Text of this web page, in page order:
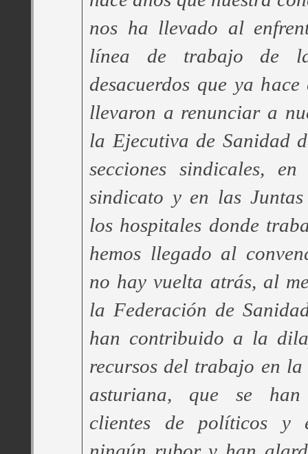
nos ha llevado al
línea de trabajo de la
desacuerdos que ya
llevaron a renunciar a
la Ejecutiva de Sanidad
secciones sindicales,
sindicato y en las
los hospitales donde
hemos llegado al
no hay vuelta atrás, al
la Federación de
han contribuido a la
recursos del trabajo en
asturiana, que se
clientes de políticos y